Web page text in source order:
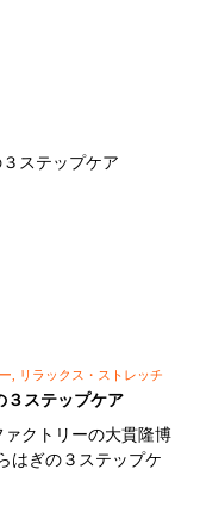
, リラックス・ストレッチ
３ステップケア
クトリーの大貫隆博
はぎの３ステップケ